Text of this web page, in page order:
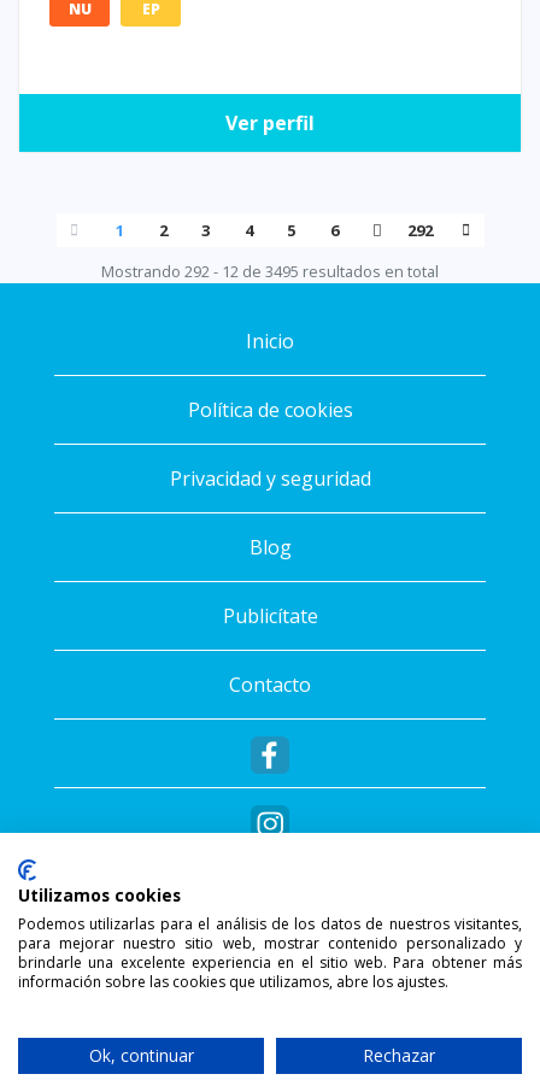
NU EP
Ver perfil
1 2 3 4 5 6
292
Mostrando 292 - 12 de 3495 resultados en total
Inicio
Política de cookies
Privacidad y seguridad
Blog
Publicítate
Contacto
Copyright © 2026 - Sportalis®. Todos los
derechos reservados.
SSL Secure Connection
Utilizamos cookies
Podemos utilizarlas para el análisis de los datos de nuestros visitantes,
para mejorar nuestro sitio web, mostrar contenido personalizado y
brindarle una excelente experiencia en el sitio web. Para obtener más
información sobre las cookies que utilizamos, abre los ajustes.
Ok, continuar Rechazar